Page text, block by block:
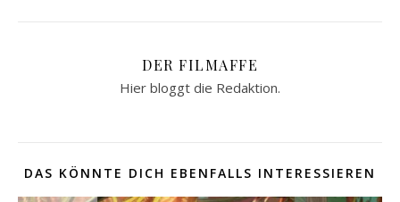
DER FILMAFFE
Hier bloggt die Redaktion.
DAS KÖNNTE DICH EBENFALLS INTERESSIEREN